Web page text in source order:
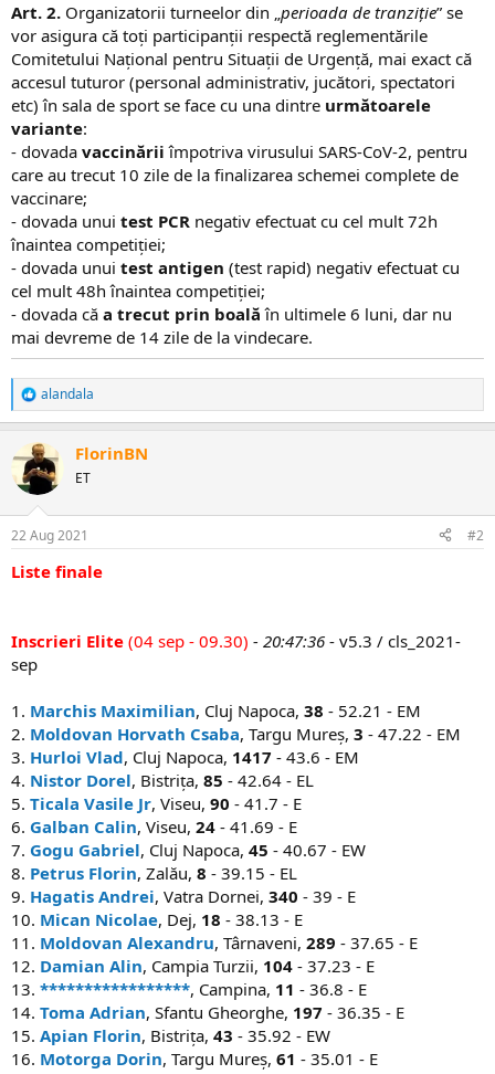
Art. 2. Organizatorii turneelor din „perioada de tranziție” se
vor asigura că toți participanții respectă reglementările
Comitetului Național pentru Situații de Urgență, mai exact că
accesul tuturor (personal administrativ, jucători, spectatori
etc) în sala de sport se face cu una dintre următoarele
variante:
- dovada vaccinăriiîmpotriva virusului SARS-CoV-2, pentru
care au trecut 10 zile de la finalizarea schemei complete de
vaccinare;
- dovada unui test PCR negativ efectuat cu cel mult 72h
înaintea competiției;
- dovada unui test antigen (test rapid) negativ efectuat cu
cel mult 48h înaintea competiției;
- dovada că a trecut prin boală în ultimele 6 luni, dar nu
mai devreme de 14 zile de la vindecare.
R
e
c
ț
i
alandala
FlorinBN
ET
22 Aug 2021 #2
Liste finale
Inscrieri Elite (04 sep - 09.30) - 20:47:36 - v5.3 / cls_2021-
sep
1. Marchis Maximilian, Cluj Napoca, 38 - 52.21 - EM
2. Moldovan Horvath Csaba, Targu Mureș, 3 - 47.22 - EM
3. Hurloi Vlad, Cluj Napoca, 1417 - 43.6 - EM
4. Nistor Dorel, Bistrița, 85 - 42.64 - EL
5. Ticala Vasile Jr, Viseu, 90 - 41.7 - E
6. Galban Calin, Viseu, 24 - 41.69 - E
7. Gogu Gabriel, Cluj Napoca, 45 - 40.67 - EW
8. Petrus Florin, Zalău, 8 - 39.15 - EL
9. Hagatis Andrei, Vatra Dornei, 340 - 39 - E
10. Mican Nicolae, Dej, 18 - 38.13 - E
11. Moldovan Alexandru, Târnaveni, 289 - 37.65 - E
12. Damian Alin, Campia Turzii, 104 - 37.23 - E
13. *****************, Campina, 11 - 36.8 - E
14. Toma Adrian, Sfantu Gheorghe, 197 - 36.35 - E
15. Apian Florin, Bistrița, 43 - 35.92 - EW
16. Motorga Dorin, Targu Mureș, 61 - 35.01 - E